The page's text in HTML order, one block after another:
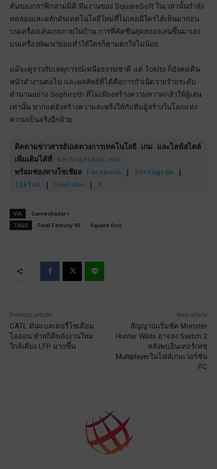
ต้นของกราฟิกสามมิติ ทีมงานของ SquareSoft ในเวลานั้นกำลัง
ทดลองและผลักดันเทคโนโลยีใหม่ที่ไม่เคยมีใครได้เห็นมาก่อน
บนเครื่องเล่นเกมภายในบ้าน การที่คัตซีนสุดสยองเล่นขึ้นมาเอง
บนเครื่องพัฒนาย่อมทำให้ใครก็ตามตกใจไม่น้อย
แม้จะดูราวกับเหตุการณ์เหนือธรรมชาติ แต่ Tokita ก็ยังคงเดิน
หน้าทำงานต่อไป และผลลัพธ์ที่ได้คือการกำเนิดวายร้ายระดับ
ตำนานอย่าง Sephiroth ที่ไม่เพียงสร้างความหวาดกลัวให้ผู้เล่น
เท่านั้น หากแต่ยังสร้างความสะพรึงให้กับทีมผู้สร้างในโลกแห่ง
ความเป็นจริงอีกด้วย
ติดตามข่าวสารอัปเดตวงการเทคโนโลยี เกม และไลฟ์สไตล์
เพิ่มเติมได้ที่ techcatchup.net
พร้อมช่องทางโซเชียล Facebook | Instagram
TikTok | YouTube | X
VIA
GamesRadar+
TAGS
Final Fantasy VII Square Enix
Previous article
CATL ดันแบตเตอรี่โซเดียม
ไอออน ทำสถิติพลังงานใหม่
ใกล้เคียง LFP มากขึ้น
Next article
สัญญาณเริ่มชัด Monster
Hunter Wilds อาจลง Switch 2
หลังพบอินเทอร์เฟซ
Multiplayerในไฟล์เกมเวอร์ชัน
PC